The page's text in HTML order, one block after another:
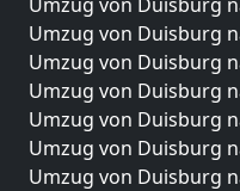
Umzug von Duisburg
Umzug von Duisburg
Umzug von Duisburg
Umzug von Duisburg
Umzug von Duisburg
Umzug von Duisburg